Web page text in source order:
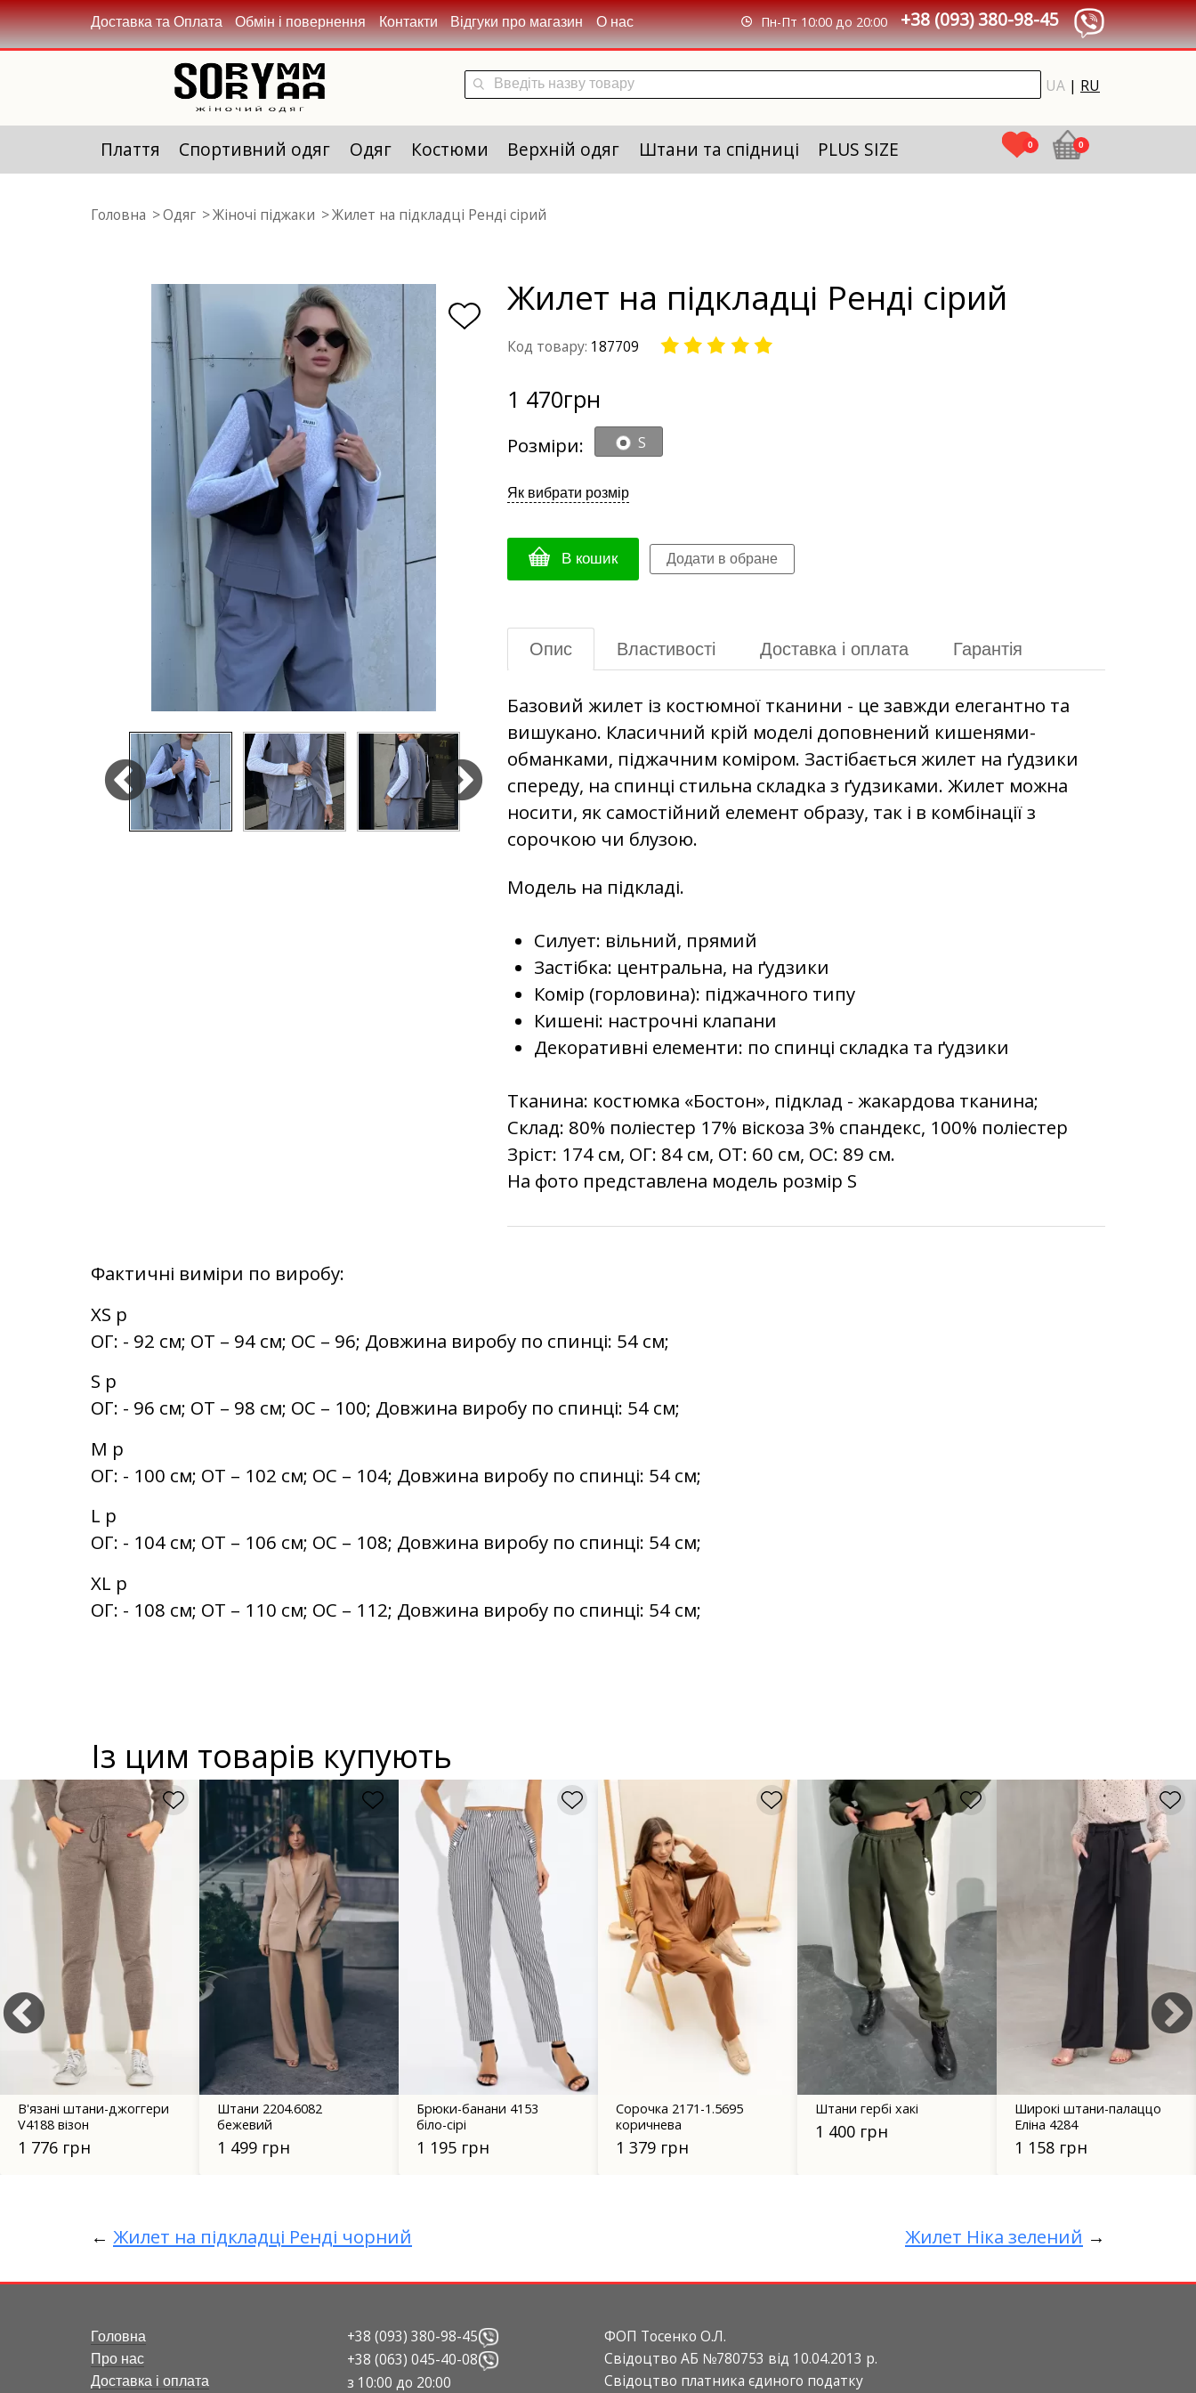
Доставка та Оплата Обмін і повернення Контакти Відгуки про магазин О нас +38 (093) 380-98-45
Пн-Пт 10:00 до 20:00
UA | RU
Плаття Спортивний одяг Одяг Костюми Верхній одяг Штани та спідниці PLUS SIZE 0 0
Головна Одяг Жіночі піджаки Жилет на підкладці Ренді сірий
Жилет на підкладці Ренді сірий
Код товару: 187709
1 470грн
Розміри: S
Як вибрати розмір
В кошик
Опис Властивості Доставка і оплата Гарантія
Базовий жилет із костюмної тканини - це завжди елегантно та
вишукано. Класичний крій моделі доповнений кишенями-
обманками, піджачним коміром. Застібається жилет на ґудзики
спереду, на спинці стильна складка з ґудзиками. Жилет можна
носити, як самостійний елемент образу, так і в комбінації з
сорочкою чи блузою.
Модель на підкладі.
Силует: вільний, прямий
Застібка: центральна, на ґудзики
Комір (горловина): піджачного типу
Кишені: настрочні клапани
Декоративні елементи: по спинці складка та ґудзики
Тканина: костюмка «Бостон», підклад - жакардова тканина;
Склад: 80% поліестер 17% віскоза 3% спандекс, 100% поліестер
Зріст: 174 см, ОГ: 84 см, ОТ: 60 см, ОС: 89 см.
На фото представлена модель розмір S
Фактичні виміри по виробу:
XS р
ОГ: - 92 см; ОТ – 94 см; ОС – 96; Довжина виробу по спинці: 54 см;
S р
ОГ: - 96 см; ОТ – 98 см; ОС – 100; Довжина виробу по спинці: 54 см;
M р
ОГ: - 100 см; ОТ – 102 см; ОС – 104; Довжина виробу по спинці: 54 см;
L р
ОГ: - 104 см; ОТ – 106 см; ОС – 108; Довжина виробу по спинці: 54 см;
XL р
ОГ: - 108 см; ОТ – 110 см; ОС – 112; Довжина виробу по спинці: 54 см;
Із цим товарів купують
Штани 2204.6082
бежевий
1 499 грн
Брюки-банани 4153
біло-сірі
1 195 грн
Сорочка 2171-1.5695
коричнева
1 379 грн
Штани гербі хакі
1 400 грн
Широкі штани-палаццо
Еліна 4284
1 158 грн
Трикотажне обтягуюче
плаття 1450.1 сіре
1 599 грн
← Жилет на підкладці Ренді чорний Жилет Ніка зелений →
Головна
Про нас
Доставка і оплата
+38 (093) 380-98-45
+38 (063) 045-40-08
з 10:00 до 20:00
ФОП Тосенко О.Л.
Свідоцтво АБ №780753 від 10.04.2013 р.
Свідоцтво платника єдиного податку